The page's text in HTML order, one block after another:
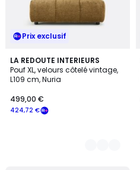
Prix exclusif
LA REDOUTE INTERIEURS
Pouf XL, velours côtelé vintage,
L109 cm, Nuria
424,72 €
499,00 €
4
Couleurs